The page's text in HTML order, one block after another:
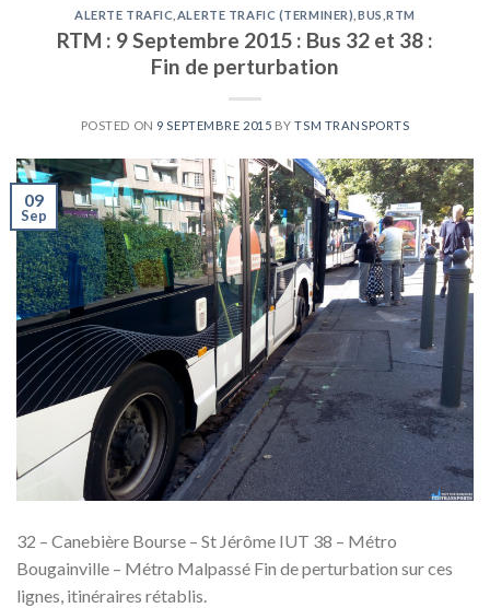
ALERTE TRAFIC ALERTE TRAFIC (TERMINER) BUS ,RTM
RTM : 9 Septembre 2015 : Bus 32 et 38 :
Fin de perturbation
POSTED ON 9 SEPTEMBRE 2015 BYTSM TRANSPORTS
09
Sep
32 – Canebière Bourse – St Jérôme IUT 38 – Métro
Bougainville – Métro Malpassé Fin de perturbation sur ces
lignes, itinéraires rétablis.